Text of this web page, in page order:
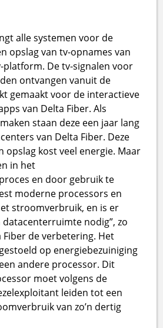
alle systemen voor de
opslag van tv-opnames van
De tv-signalen voor
ontvangen vanuit de
gemaakt voor de interactieve
van Delta Fiber. Als
staan deze een jaar lang
van Delta Fiber. Deze
opslag kost veel energie. Maar
in het
en door gebruik te
moderne processors en
stroomverbruik, en is er
nodig”, zo
de verbetering. Het
op energiebezuiniging
andere processor. Dit
moet volgens de
leiden tot een
van zo’n dertig